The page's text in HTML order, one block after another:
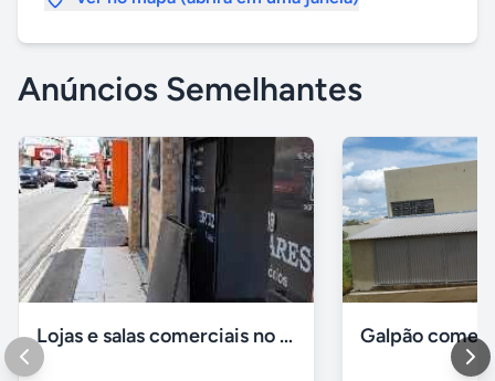
Anúncios Semelhantes
Lojas e salas comerciais no vinhais Galpão